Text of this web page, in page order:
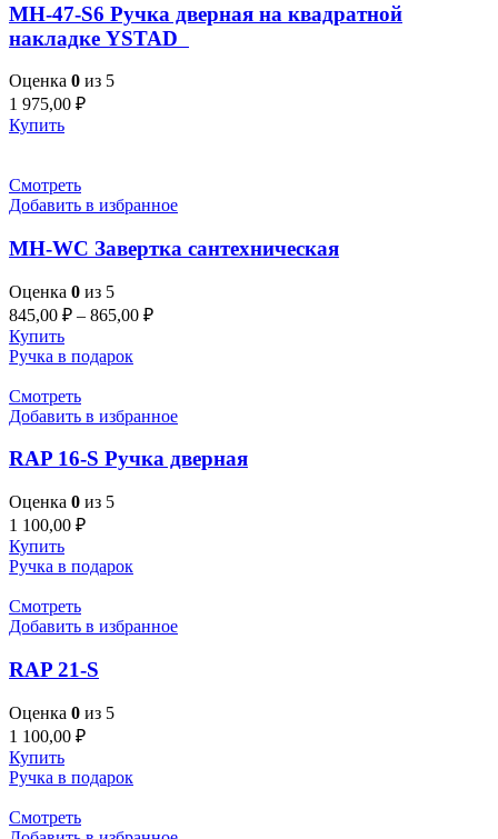
MH-47-S6 Ручка дверная на квадратной
накладке YSTAD
Оценка 0 из 5
1 975,00 ₽
Купить
Смотреть
Добавить в избранное
MH-WC Завертка сантехническая
Оценка 0 из 5
845,00 ₽ – 865,00 ₽
Купить
Ручка в подарок
Смотреть
Добавить в избранное
RAP 16-S Pучка дверная
Оценка 0 из 5
1 100,00 ₽
Купить
Ручка в подарок
Смотреть
Добавить в избранное
RAP 21-S
Оценка 0 из 5
1 100,00 ₽
Купить
Ручка в подарок
Смотреть